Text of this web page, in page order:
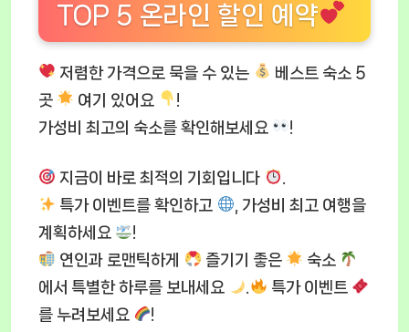
TOP 5 온라인 할인 예약
저렴한 가격으로 묵을 수 있는
베스트 숙소 5
곳
여기 있어요
!
가성비 최고의 숙소를 확인해보세요
!
지금이 바로 최적의 기회입니다
특가 이벤트를 확인하고
, 가성비 최고 여행을
계획하세요
!
연인과 로맨틱하게
즐기기 좋은
숙소
에서 특별한 하루를 보내세요
특가 이벤트
를 누려보세요
!